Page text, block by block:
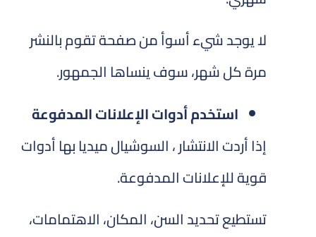
لا يوجد شيء أسوأ من صفحة تقوم بالنشر
مرة كل شهر، سوف ينساها الجمهور.
استخدم أدوات الإعلانات المدفوعة
إذا أردت الانتشار ، السوشيال ميديا بها أدوات
قوية للإعلانات المدفوعة.
تستطيع تحديد السن، المكان، الاهتمامات،